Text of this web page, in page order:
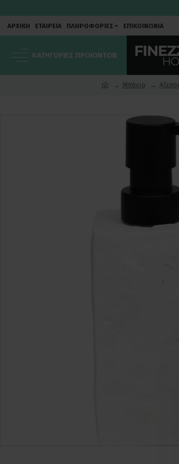
ΑΡΧΙΚΗ ΕΤΑΙΡΕΙΑ ΠΛΗΡΟΦΟΡΙΕΣ ΕΠΙΚΟΙΝΩΝΙΑ
ΚΑΤΗΓΟΡΙΕΣ ΠΡΟΙΟΝΤΩΝ
Μπάνιο